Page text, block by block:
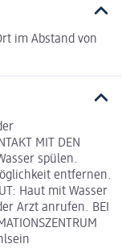
im Abstand von
MIT DEN
spülen.
entfernen.
Haut mit Wasser
Arzt anrufen. BEI